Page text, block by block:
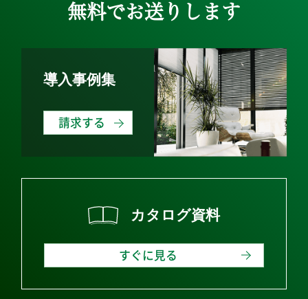
無料でお送りします
導入事例集
請求する
カタログ資料
すぐに見る